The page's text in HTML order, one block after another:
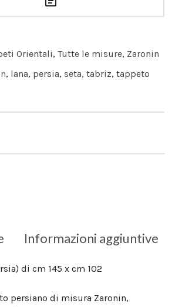
Orientali, Tutte le misure, Zaronin
, lana, persia, seta, tabriz, tappeto
Informazioni aggiuntive
di cm 145 x cm 102
persiano di misura Zaronin,